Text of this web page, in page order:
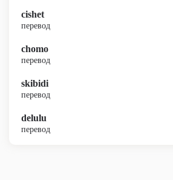
cishet
перевод
chomo
перевод
skibidi
перевод
delulu
перевод